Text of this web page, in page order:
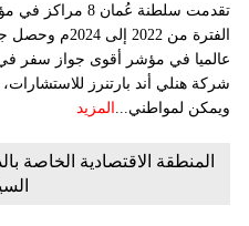
تقدمت سلطنة
ويمكن لمواطني... المزيد
المنطقة الاقتصادية الخاصة